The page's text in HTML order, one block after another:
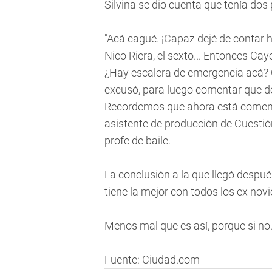
Silvina se dio cuenta que tenía dos
"Acá cagué. ¡Capaz dejé de contar
Nico Riera, el sexto... Entonces
¿Hay escalera de emergencia
excusó, para luego comentar que
Recordemos que ahora está
asistente de producción de
profe de baile.
La conclusión a la que llegó
tiene la mejor con todos los ex
Menos mal que es así, porque si
Fuente: Ciudad.com